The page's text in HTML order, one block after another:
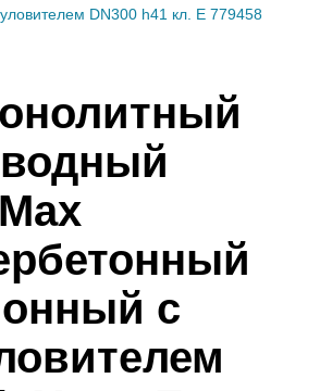
DN300 h41 кл. Е 779458
с